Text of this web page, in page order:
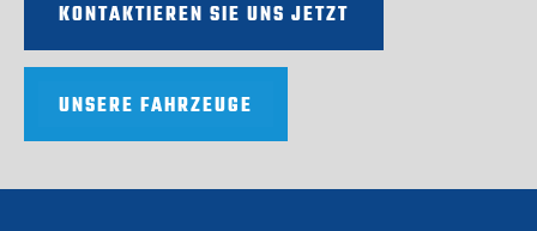
KONTAKTIEREN SIE UNS JETZT
UNSERE FAHRZEUGE